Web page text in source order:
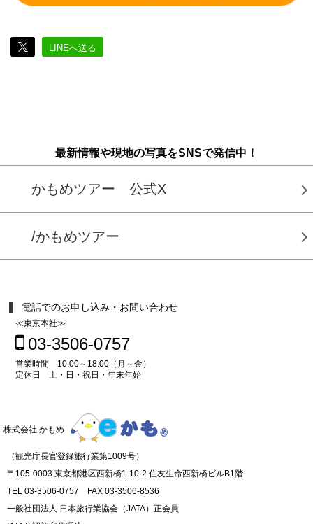
LINEへ送る
最新情報や現地の写真をSNSで発信中！
かもめツアー 公式X
/かもめツアー
電話でのお申し込み・お問い合わせ
≪東京本社≫
03-3506-0757
営業時間 10:00～18:00（月～金）
定休日 土・日・祝日・年末年始
株式会社 かもめ
（観光庁長官登録旅行業第1009号）
〒105-0003 東京都港区西新橋1-10-2 住友生命西新橋ビルB1階
TEL 03-3506-0757 FAX 03-3506-8536
一般社団法人 日本旅行業協会（JATA）正会員